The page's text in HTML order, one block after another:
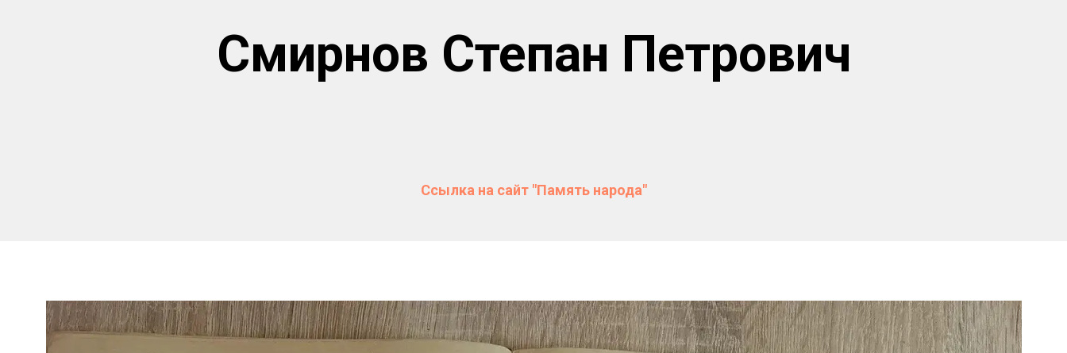
Смирнов Степан Петрович
Ссылка на сайт "Память народа"